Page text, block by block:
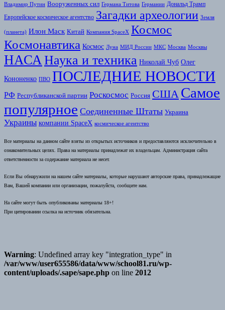
Владимир Путин Вооруженных сил Германа Титова Германии Дональд Трамп
Европейское космическое агентство Загадки археологии Земля
(планета) Илон Маск Китай Компания SpaceX Космоc
Космонавтика Космос Луна МИД России МКС Москва Москвы
НАСАНаука и техника Николай Чуб Олег
Кононенко ПВО ПОСЛЕДНИЕ НОВОСТИ
РФ Республиканской партии Роскосмос Россия США Самое
популярное Соединенные Штаты Украина
Украины компании SpaceX космическое агентство
Все материалы на данном сайте взяты из открытых источников и предоставляются исключительно в
ознакомительных целях. Права на материалы принадлежат их владельцам. Администрация сайта
ответственности за содержание материала не несет.
Если Вы обнаружили на нашем сайте материалы, которые нарушают авторские права, принадлежащие
Вам, Вашей компании или организации, пожалуйста, сообщите нам.
На сайте могут быть опубликованы материалы 18+!
При цитировании ссылка на источник обязательна.
Warning: Undefined array key "integration_type" in
/var/www/user655586/data/www/school81.ru/wp-
content/uploads/.sape/sape.php on line 2012